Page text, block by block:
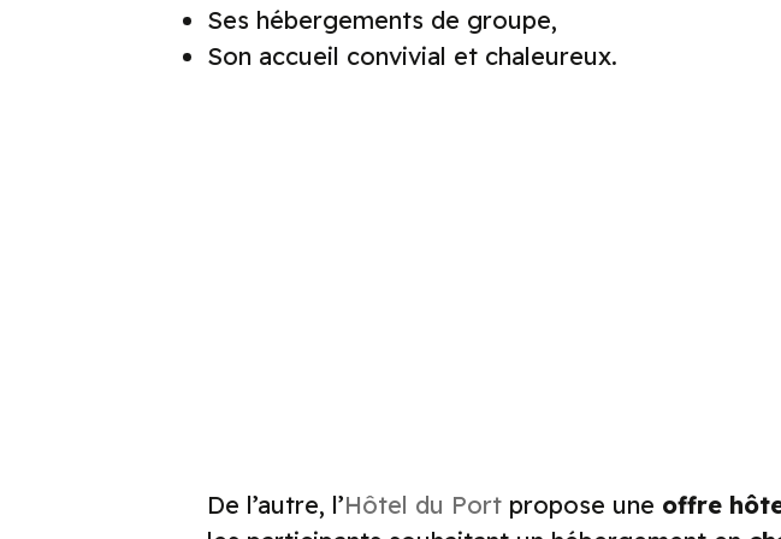
Ses hébergements de groupe,
Son accueil convivial et chaleureux.
De l’autre, l’Hôtel du Port propose une offre